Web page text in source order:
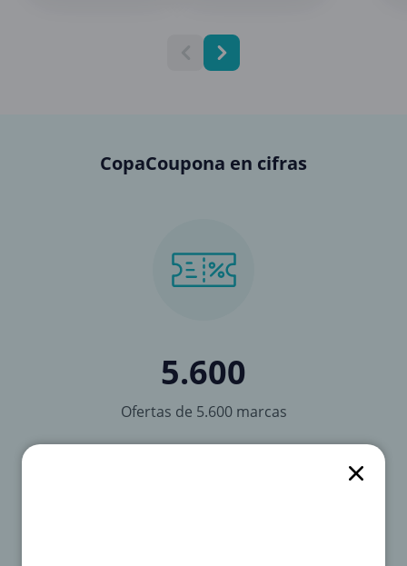
CopaCoupona en cifras
5.600
Ofertas de 5.600 marcas